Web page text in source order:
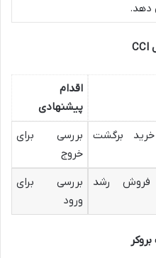
دهد.
اقدام
پیشنهادی
برگشت
بررسی برای
خروج
فروش رشد
بررسی برای
ورود